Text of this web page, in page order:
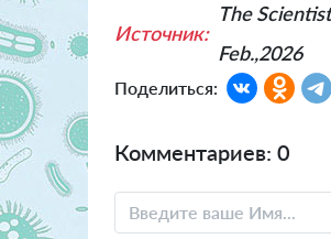
Источник:
The
Feb.,2026
Поделиться:
Комментариев: 0